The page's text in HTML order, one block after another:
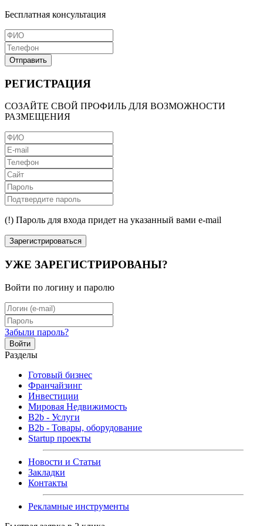
Бесплатная консультация
Отправить
РЕГИСТРАЦИЯ
СОЗАЙТЕ СВОЙ ПРОФИЛЬ ДЛЯ ВОЗМОЖНОСТИ
РАЗМЕЩЕНИЯ
(!) Пароль для входа придет на указанный вами e-mail
Зарегистрироваться
УЖЕ ЗАРЕГИСТРИРОВАНЫ?
Войти по логину и паролю
Забыли пароль?
Войти
Разделы
Готовый бизнес
Франчайзинг
Инвестиции
Мировая Недвижимость
B2b - Услуги
B2b - Товары, оборудование
Startup проекты
Новости и Статьи
Закладки
Контакты
Рекламные инструменты